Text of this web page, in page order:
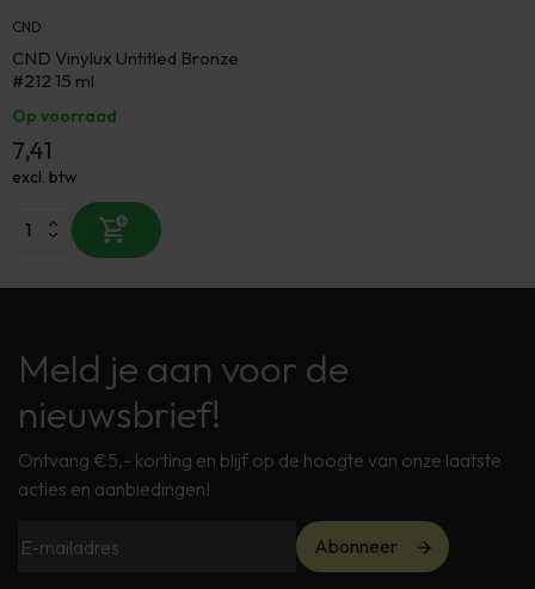
CND
CND Vinylux Untitled Bronze
#212 15 ml
Op voorraad
7,41
excl. btw
Meld je aan voor de
nieuwsbrief!
Ontvang €5,- korting en blijf op de hoogte van onze laatste
acties en aanbiedingen!
Abonneer